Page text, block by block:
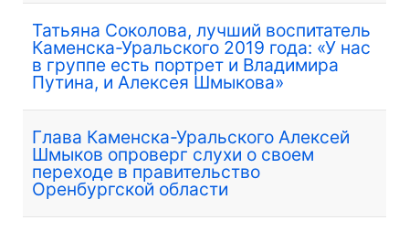
Татьяна Соколова, лучший воспитатель
Каменска-Уральского 2019 года: «У нас
в группе есть портрет и Владимира
Путина, и Алексея Шмыкова»
Глава Каменска-Уральского Алексей
Шмыков опроверг слухи о своем
переходе в правительство
Оренбургской области